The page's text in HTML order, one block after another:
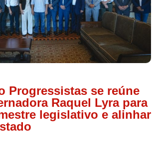
Progressistas se reúne
Raquel Lyra para
legislativo e alinhar